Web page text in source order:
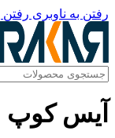
رفتن به ناوبری رفتن
آیس کوپ